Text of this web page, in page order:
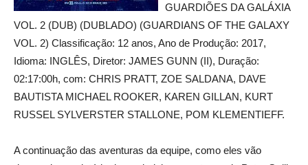
GUARDIÕES DA GALÁXIA
VOL. 2 (DUB) (DUBLADO) (GUARDIANS OF THE GALAXY
VOL. 2) Classificação: 12 anos, Ano de Produção: 2017,
Idioma: INGLÊS, Diretor: JAMES GUNN (II), Duração:
02:17:00h, com: CHRIS PRATT, ZOE SALDANA, DAVE
BAUTISTA MICHAEL ROOKER, KAREN GILLAN, KURT
RUSSEL SYLVERSTER STALLONE, POM KLEMENTIEFF.
A continuação das aventuras da equipe, como eles vão